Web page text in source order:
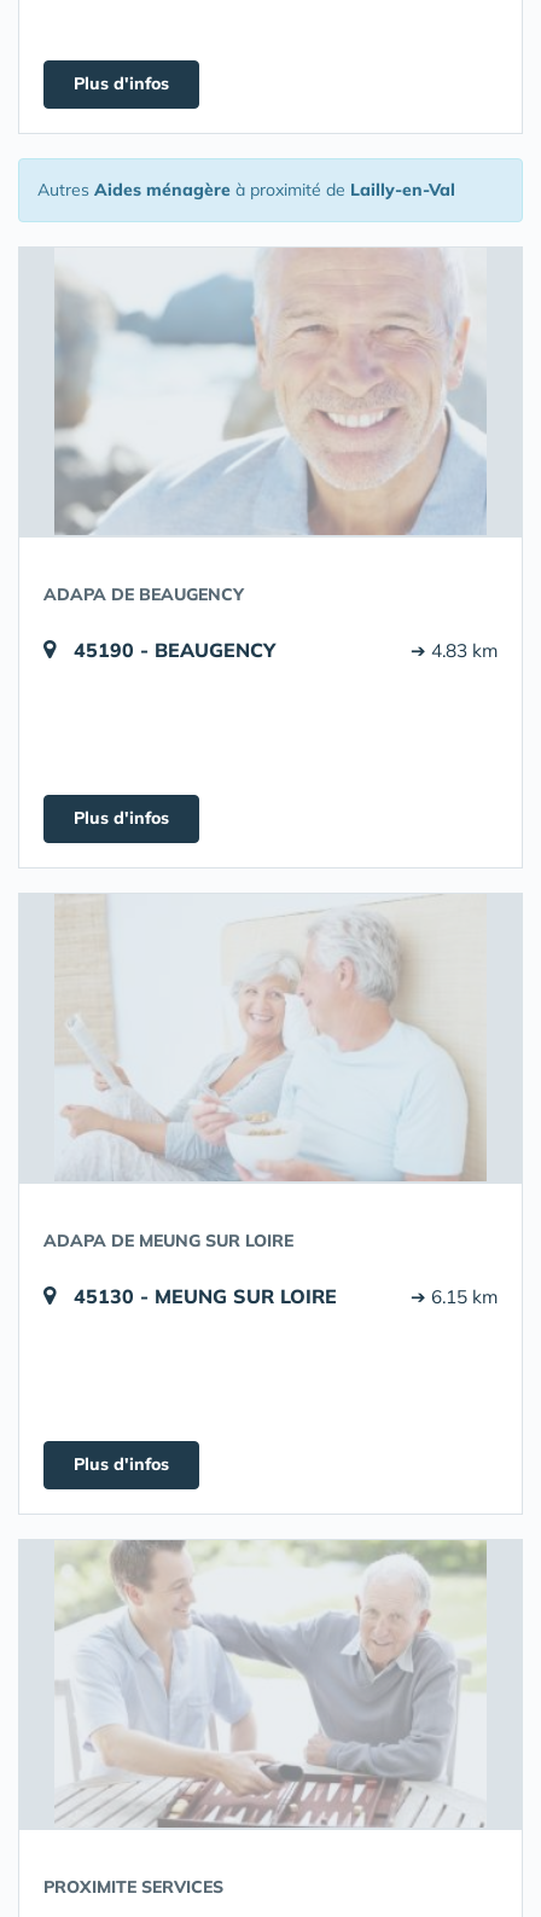
Plus d'infos
Autres Aides ménagère à proximité de Lailly-en-Val
ADAPA DE BEAUGENCY
45190 - BEAUGENCY ➔ 4.83 km
Plus d'infos
ADAPA DE MEUNG SUR LOIRE
45130 - MEUNG SUR LOIRE ➔ 6.15 km
Plus d'infos
PROXIMITE SERVICES